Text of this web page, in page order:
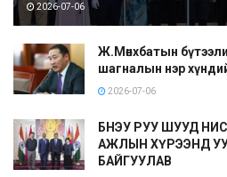
2026-07-06
Ж.Мөнхбатын
шагналын нэр
2026-07-06
БНЭУ РУУ ШУУД
АЖЛЫН ХҮРЭЭНД
БАЙГУУЛАВ